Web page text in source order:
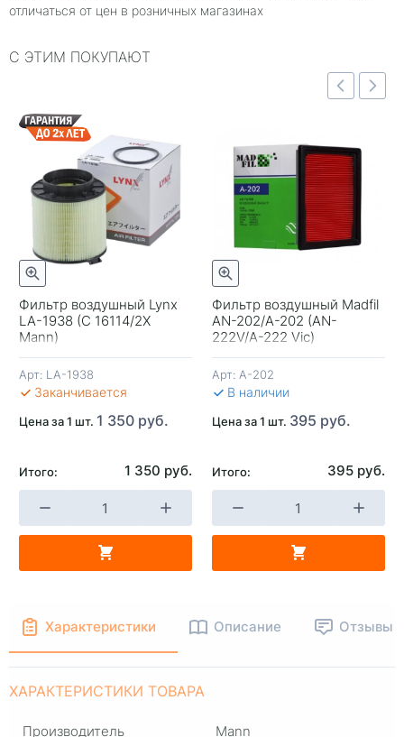
отличаться от цен в розничных магазинах
С ЭТИМ ПОКУПАЮТ
Фильтр воздушный Lynx
LA-1938 (C 16114/2X
Mann)
Арт: LA-1938
Заканчивается
Цена за 1 шт. 1 350 руб.
Итого: 1 350 руб.
Фильтр воздушный Madfil
AN-202/A-202 (AN-
222V/A-222 Vic)
Арт: A-202
В наличии
Цена за 1 шт. 395 руб.
Итого: 395 руб.
КОРЗИНУ
+
В КОРЗИНУ
Быстрый просмотр
Характеристики Описание Отзывы
ХАРАКТЕРИСТИКИ ТОВАРА
Производитель Mann